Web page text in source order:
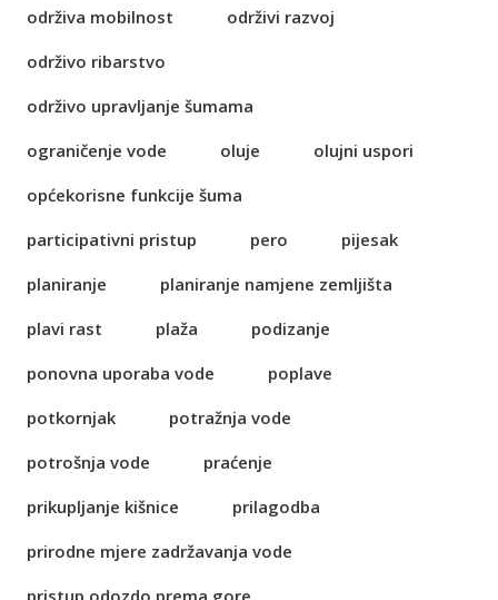
održiva mobilnost
održivi razvoj
održivo ribarstvo
održivo upravljanje šumama
ograničenje vode
oluje
olujni uspori
općekorisne funkcije šuma
participativni pristup
pero
pijesak
planiranje
planiranje namjene zemljišta
plavi rast
plaža
podizanje
ponovna uporaba vode
poplave
potkornjak
potražnja vode
potrošnja vode
praćenje
prikupljanje kišnice
prilagodba
prirodne mjere zadržavanja vode
pristup odozdo prema gore